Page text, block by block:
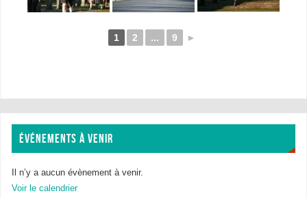
1 2 ... 9 ►
ÉVÉNEMENTS À VENIR
Il n’y a aucun évènement à venir.
Voir le calendrier